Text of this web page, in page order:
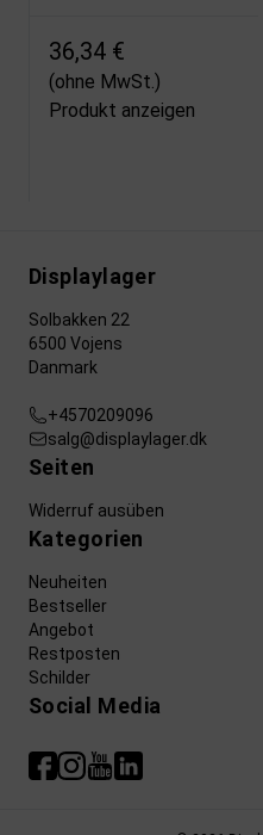
36,34 €
(ohne MwSt.)
Produkt anzeigen
Displaylager
Solbakken 22
6500 Vojens
Danmark
+4570209096
salg@displaylager.dk
Seiten
Widerruf ausüben
Kategorien
Neuheiten
Bestseller
Angebot
Restposten
Schilder
Social Media